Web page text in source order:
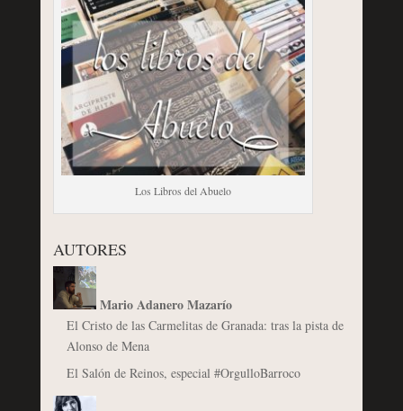
Los Libros del Abuelo
AUTORES
Mario Adanero Mazarío
El Cristo de las Carmelitas de Granada: tras la pista de
Alonso de Mena
El Salón de Reinos, especial #OrgulloBarroco